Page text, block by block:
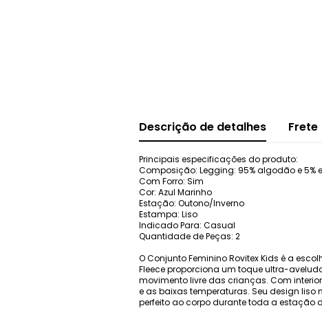
Descrição de detalhes Frete
Principais especificações do produto:
Composição: Legging: 95% algodão e 5%
Com Forro: Sim
Cor: Azul Marinho
Estação: Outono/Inverno
Estampa: Liso
Indicado Para: Casual
Quantidade de Peças: 2
O Conjunto Feminino Rovitex Kids é a
Fleece proporciona um toque ultra-
movimento livre das crianças. Com
e as baixas temperaturas. Seu design
perfeito ao corpo durante toda a estação